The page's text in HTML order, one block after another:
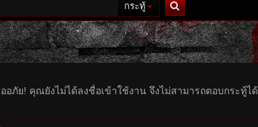
กระทู้
ค้นหา
อภัย! คุณยังไม่ได้ลงชื่อเข้าใช้งาน จึงไม่สามารถตอบกระทู้ได้